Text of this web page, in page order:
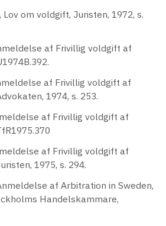
Lov om voldgift, Juristen, 1972, s.
af Frivillig voldgift af
af Frivillig voldgift af
1974, s. 253.
af Frivillig voldgift af
af Frivillig voldgift af
1975, s. 294.
af Arbitration in Sweden,
Handelskammare,